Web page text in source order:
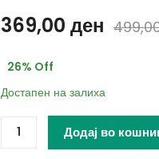
369,00 ден
26% Off
Достапен на залиха
Додај во